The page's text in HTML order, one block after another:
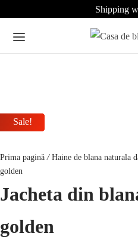
Shipping
Prima pagină / Haine de blana naturala
golden
Jacheta din
golden
Sale!
Sale!
Sale!